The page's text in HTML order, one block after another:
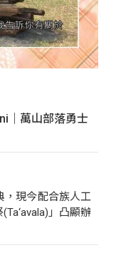
｜萬山部落勇士
，現今配合族人工
」凸顯辦